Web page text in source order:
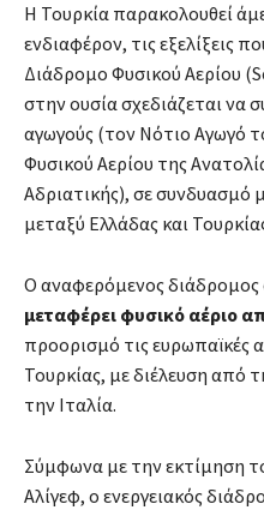
Η Τουρκία παρακολουθεί
ενδιαφέρον, τις εξελίξεις
Διάδρομο Φυσικού Αερίου
στην ουσία σχεδιάζεται να
αγωγούς (τον Νότιο Αγωγό
Φυσικού Αερίου της
Αδριατικής), σε συνδυασμό
μεταξύ Ελλάδας και
Ο αναφερόμενος διάδρομος
μεταφέρει φυσικό αέριο
προορισμό τις ευρωπαϊκές
Τουρκίας, με διέλευση από
την Ιταλία.
Σύμφωνα με την εκτίμηση
Αλίγεφ, ο ενεργειακός